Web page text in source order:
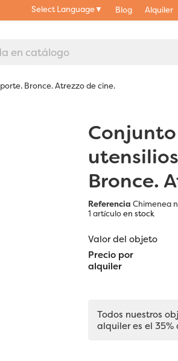
Select Language▼ Blog Alquiler
Bronce. Atrezzo de cine.
Bronce.
Referencia Chimenea
1 artículoen stock
Valor del objeto
Precio por
alquiler
Todos nuestros
alquiler es el 35%